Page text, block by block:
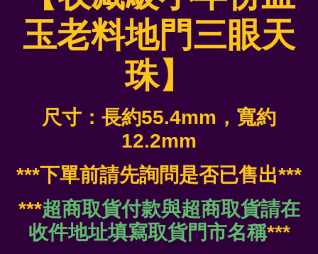
玉老料地門三眼天
珠】
尺寸：長約55.4mm，寬約
12.2mm
***下單前請先詢問是否已售出***
***超商取貨付款與超商取貨請在
收件地址填寫取貨門市名稱***